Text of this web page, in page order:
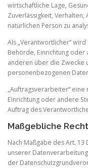
wirtschaftliche Lage,
Zuverlässigkeit,
natürlichen Person zu
Als „Verantwortlicher“
Behörde, Einrichtung
anderen über die Zwecke
personenbezogenen
„Auftragsverarbeiter“
Einrichtung oder andere
Auftrag des
Maßgebliche
Nach Maßgabe des Art. 13
unserer
der